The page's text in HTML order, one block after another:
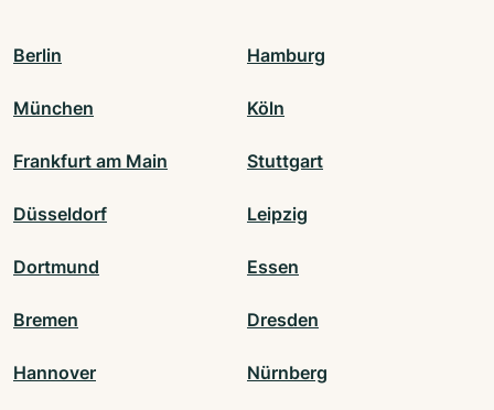
Berlin Hamburg
München Köln
Frankfurt am Main Stuttgart
Düsseldorf Leipzig
Dortmund Essen
Bremen Dresden
Hannover Nürnberg